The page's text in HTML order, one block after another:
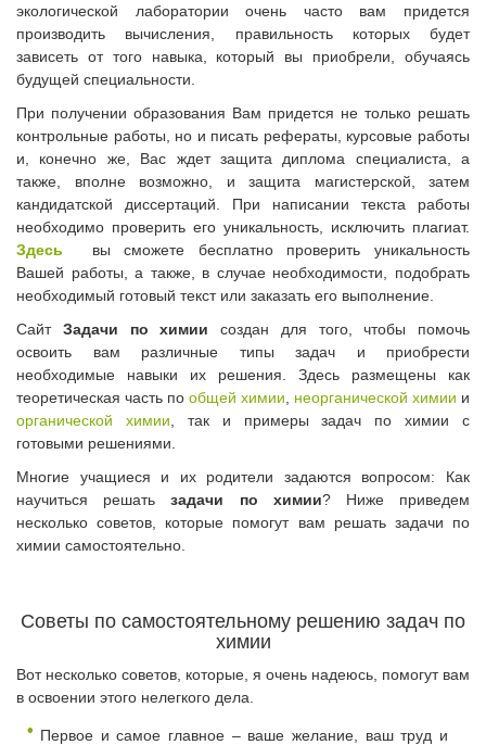
экологической лаборатории очень часто вам придется
производить вычисления, правильность которых будет
зависеть от того навыка, который вы приобрели, обучаясь
будущей специальности.
При получении образования Вам придется не только решать
контрольные работы, но и писать рефераты, курсовые работы
и, конечно же, Вас ждет защита диплома специалиста, а
также, вполне возможно, и защита магистерской, затем
кандидатской диссертаций. При написании текста работы
необходимо проверить его уникальность, исключить плагиат.
Здесь
вы сможете бесплатно проверить уникальность
Вашей работы, а также, в случае необходимости, подобрать
необходимый готовый текст или заказать его выполнение.
Сайт Задачи по химии создан для того, чтобы помочь
освоить вам различные типы задач и приобрести
необходимые навыки их решения. Здесь размещены как
теоретическая часть по общей химии неорганической химии и
органической химии , так и примеры задач по химии с
готовыми решениями.
Многие учащиеся и их родители задаются вопросом: Как
научиться решатьзадачи по химии? Ниже приведем
несколько советов, которые помогут вам решать задачи по
химии самостоятельно.
Советы по самостоятельному решению задач по
химии
Вот несколько советов, которые, я очень надеюсь, помогут вам
в освоении этого нелегкого дела.
Первое и самое главное – ваше желание, ваш труд и